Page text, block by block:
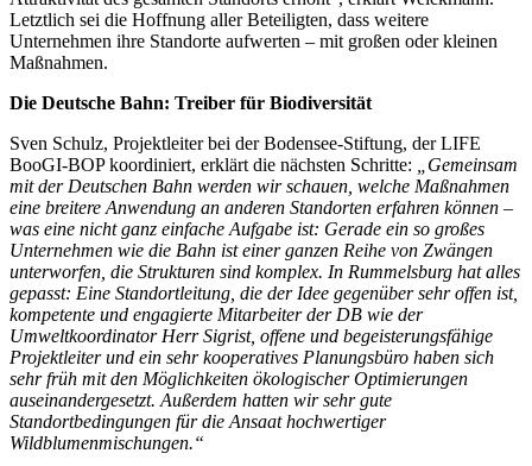
Letztlich sei die Hoffnung aller Beteiligten, dass weitere
Unternehmen ihre Standorte aufwerten – mit großen oder kleinen
Maßnahmen.
Die Deutsche Bahn: Treiber für Biodiversität
Sven Schulz, Projektleiter bei der Bodensee-Stiftung, der LIFE
BooGI-BOP koordiniert, erklärt die nächsten Schritte:
„Gemeinsam
mit der Deutschen Bahn werden wir schauen, welche Maßnahmen
eine breitere Anwendung an anderen Standorten erfahren können –
was eine nicht ganz einfache Aufgabe ist: Gerade ein so großes
Unternehmen wie die Bahn ist einer ganzen Reihe von Zwängen
unterworfen, die Strukturen sind komplex. In Rummelsburg hat alles
gepasst: Eine Standortleitung, die der Idee gegenüber sehr offen ist,
kompetente und engagierte Mitarbeiter der DB wie der
Umweltkoordinator Herr Sigrist, offene und begeisterungsfähige
Projektleiter und ein sehr kooperatives Planungsbüro haben sich
sehr früh mit den Möglichkeiten ökologischer Optimierungen
auseinandergesetzt. Außerdem hatten wir sehr gute
Standortbedingungen für die Ansaat hochwertiger
Wildblumenmischungen.“